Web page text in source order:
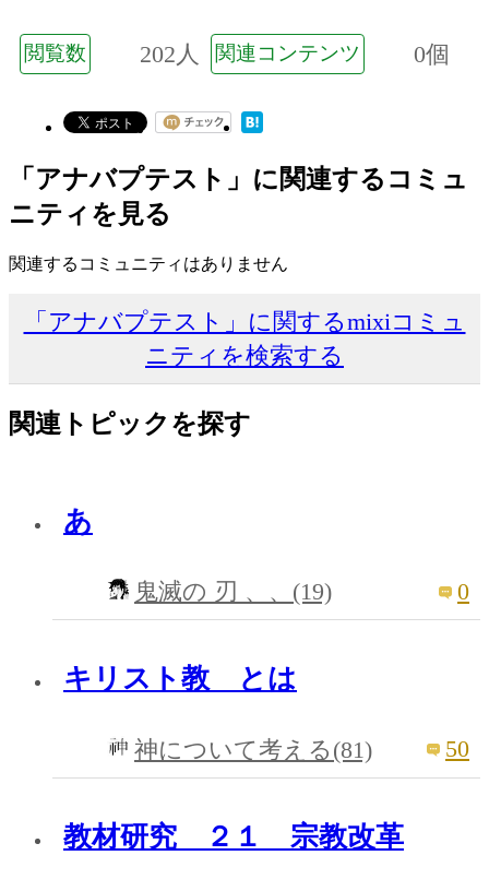
閲覧数 202人 関連コンテンツ 0個
「アナバプテスト」に関連するコミュ
ニティを見る
関連するコミュニティはありません
「アナバプテスト」に関するmixiコミュ
ニティを検索する
関連トピックを探す
あ
鬼滅の 刃 、、(19) 0
キリスト教 とは
神について考える(81) 50
教材研究 ２１ 宗教改革